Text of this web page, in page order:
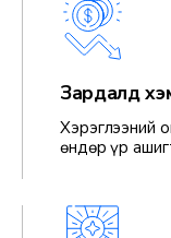
Зардалд
Хэрэглээний
өндөр үр